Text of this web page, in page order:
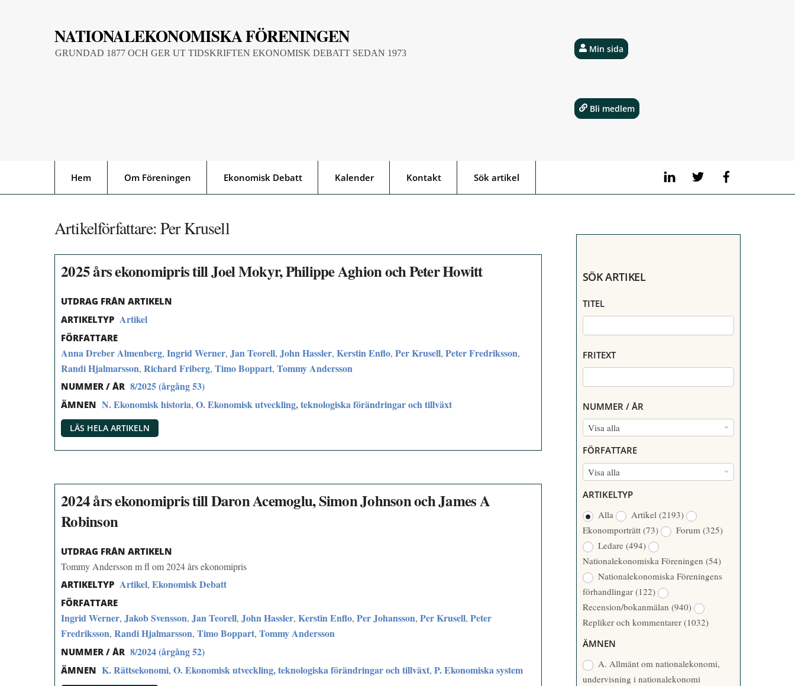
NATIONALEKONOMISKA FÖRENINGEN
GRUNDAD 1877 OCH GER UT TIDSKRIFTEN EKONOMISK DEBATT SEDAN 1973
LinkedIn Twitter
Hem Om Föreningen Ekonomisk Debatt Kalender Kontakt Sök artikel
Min sida
Bli medlem
Artikelförfattare:Per Krusell
2025 års ekonomipris till Joel Mokyr, Philippe Aghion och Peter Howitt
UTDRAG FRÅN ARTIKELN
ARTIKELTYP Artikel
FÖRFATTARE
Anna Dreber Almenberg, Ingrid Werner, Jan Teorell, John Hassler, Kerstin Enflo, Per Krusell, Peter Fredriksson,
Randi Hjalmarsson, Richard Friberg, Timo Boppart, Tommy Andersson
NUMMER / ÅR 8/2025 (årgång 53)
ÄMNEN N. Ekonomisk historia, O. Ekonomisk utveckling, teknologiska förändringar och tillväxt
LÄS HELA ARTIKELN
2024 års ekonomipris till Daron Acemoglu, Simon Johnson och James A
Robinson
UTDRAG FRÅN ARTIKELN
Tommy Andersson m fl om 2024 års ekonomipris
ARTIKELTYP Artikel, Ekonomisk Debatt
FÖRFATTARE
Ingrid Werner, Jakob Svensson, Jan Teorell, John Hassler, Kerstin Enflo, Per Johansson, Per Krusell, Peter
Fredriksson, Randi Hjalmarsson, Timo Boppart, Tommy Andersson
NUMMER / ÅR 8/2024 (årgång 52)
ÄMNEN K. Rättsekonomi, O. Ekonomisk utveckling, teknologiska förändringar och tillväxt, P. Ekonomiska system
SÖK ARTIKEL
TITEL
FRITEXT
NUMMER / ÅR
Visa alla
N
M
M
/
Å
R
FÖRFATTARE
Visa alla
R
F
A
T
T
A
R
E
ARTIKELTYP
Alla
Artikel (2193)
Ekonomporträtt (73) Forum (325)
Ledare (494)
Nationalekonomiska Föreningen (54)
Nationalekonomiska Föreningens
förhandlingar (122)
Recension/bokanmälan (940)
Repliker och kommentarer (1032)
ÄMNEN
A. Allmänt om nationalekonomi,
undervisning i nationalekonomi